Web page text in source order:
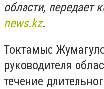
области, передает
news.kz.
Токтамыс
руководителя
течение